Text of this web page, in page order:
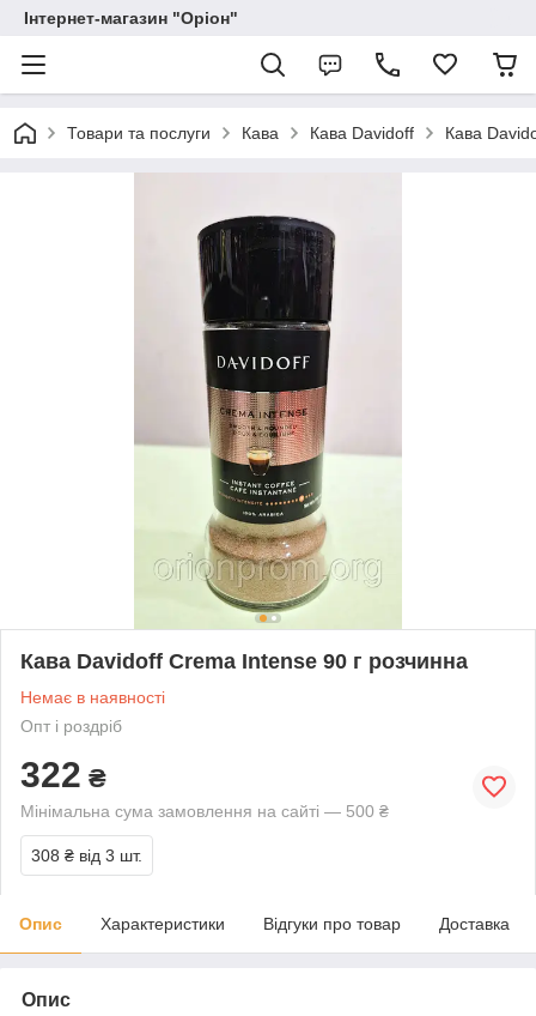
Інтернет-магазин "Оріон"
Товари та послуги Кава Кава Davidoff Кава
Кава Davidoff Crema Intense 90 г розчинна
Немає в наявності
Опт і роздріб
322 ₴
Мінімальна сума замовлення на сайті — 500 ₴
308 ₴ від 3 шт.
Опис Характеристики Відгуки про товар Доставка
Опис